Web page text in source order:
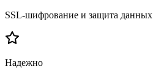
SSL-шифрование и защита данных
Надежно